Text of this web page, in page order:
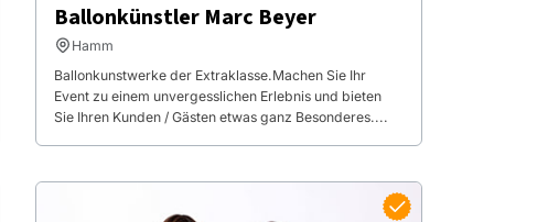
Ballonkünstler Marc Beyer
Hamm
Ballonkunstwerke der Extraklasse.Machen Sie Ihr
Event zu einem unvergesslichen Erlebnis und bieten
Sie Ihren Kunden / Gästen etwas ganz Besonderes....